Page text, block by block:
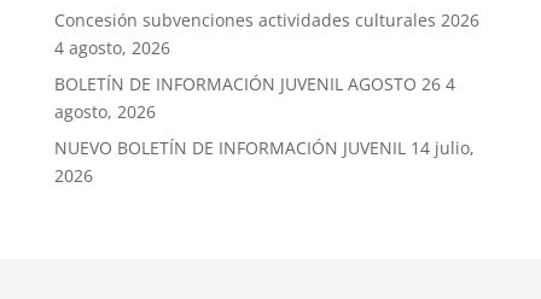
Concesión subvenciones actividades culturales 2026
4 agosto, 2026
BOLETÍN DE INFORMACIÓN JUVENIL AGOSTO 26 4
agosto, 2026
NUEVO BOLETÍN DE INFORMACIÓN JUVENIL 14 julio,
2026